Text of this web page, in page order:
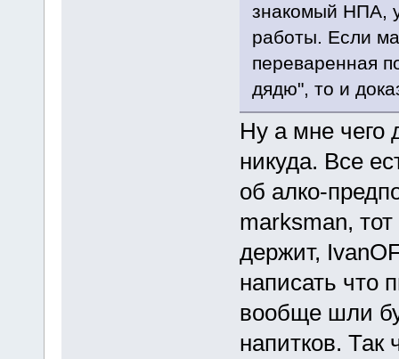
знакомый НПА,
работы. Если
переваренная
дядю", то и
Ну а мне чего
никуда. Все
об алко-
marksman,
держит,
написать что
вообще шли
напитков. Так